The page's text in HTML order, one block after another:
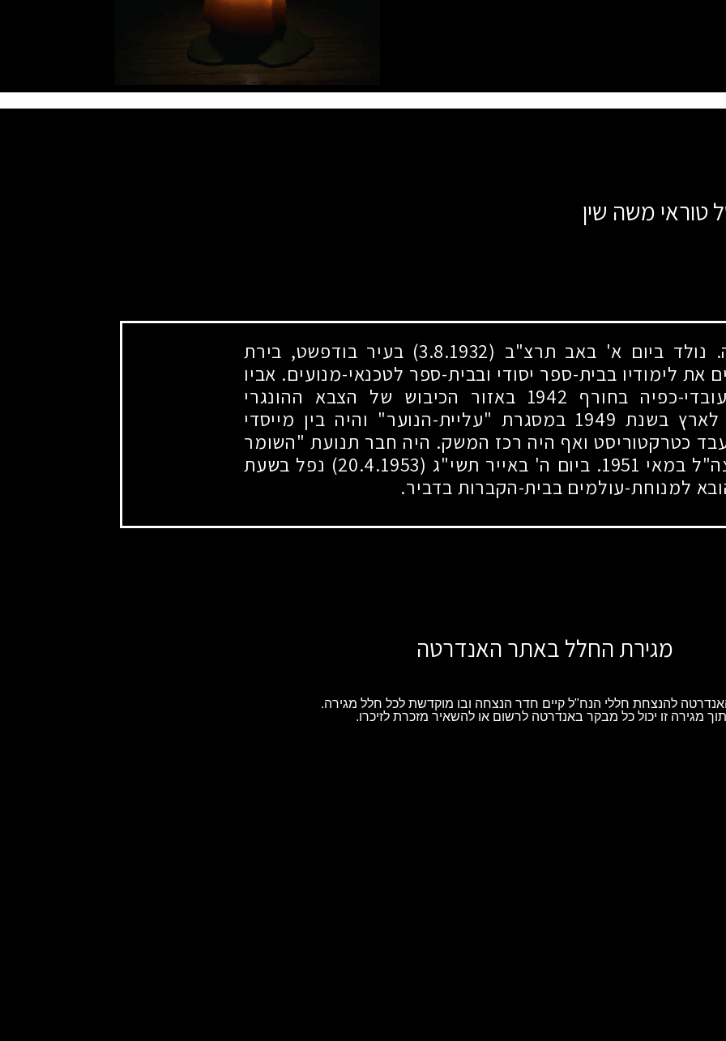
טוראי משה שין
נולד ביום א' באב תרצ"ב (3.8.1932)
בעיר בודפשט, בירת
את לימודיו בבית-ספר יסודי ובבית-ספר לטכנאי-מנועים. אביו
כפיה בחורף 1942 באזור הכיבוש של הצבא ההונגרי
לארץ בשנת 1949 במסגרת "עליית-הנוער" והיה בין מייסדי
עבד כטרקטוריסט ואף היה רכז המשק. היה חבר תנועת "השומר
במאי 1951. ביום ה' באייר תשי"ג (20.4.1953)
נפל בשעת
למנוחת-עולמים בבית-הקברות בדביר.
מגירת החלל באתר האנדרטה
להנצחת חללי הנח"ל קיים חדר הנצחה ובו מוקדשת לכל חלל מגירה.
מגירה זו יכול כל מבקר באנדרטה לרשום או להשאיר מזכרת לזיכרו.